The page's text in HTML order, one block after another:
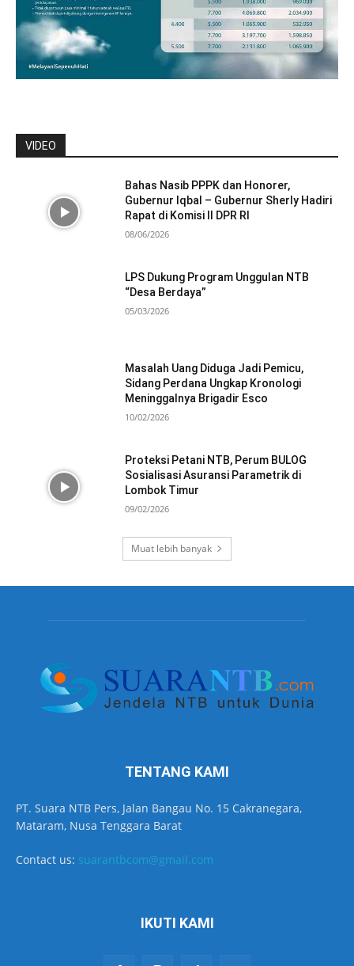
VIDEO
Bahas Nasib PPPK dan Honorer,
Gubernur Iqbal – Gubernur Sherly Hadiri
Rapat di Komisi II DPR RI
08/06/2026
LPS Dukung Program Unggulan NTB
“Desa Berdaya”
05/03/2026
Masalah Uang Diduga Jadi Pemicu,
Sidang Perdana Ungkap Kronologi
Meninggalnya Brigadir Esco
10/02/2026
Proteksi Petani NTB, Perum BULOG
Sosialisasi Asuransi Parametrik di
Lombok Timur
09/02/2026
Muat lebih banyak
TENTANG KAMI
PT. Suara NTB Pers, Jalan Bangau No. 15 Cakranegara,
Mataram, Nusa Tenggara Barat
Contact us: suarantbcom@gmail.com
IKUTI KAMI